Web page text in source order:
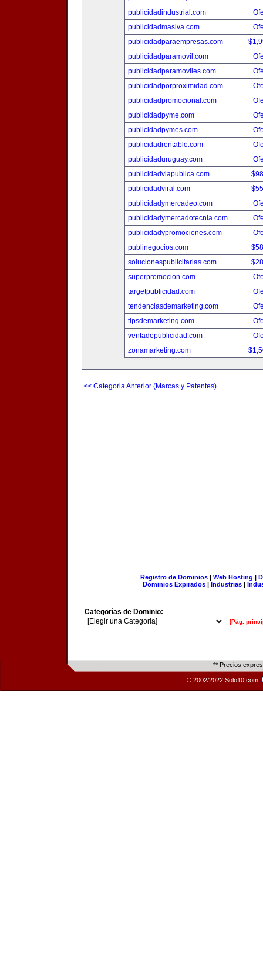
publicidadindustrial.com
publicidadmasiva.com
publicidadparaempresas.com
publicidadparamovil.com
publicidadparamoviles.com
publicidadporproximidad.com
publicidadpromocional.com
publicidadpyme.com
publicidadpymes.com
publicidadrentable.com
publicidaduruguay.com
publicidadviapublica.com
publicidadviral.com
publicidadymercadeo.com
publicidadymercadotecnia.com
publicidadypromociones.com
publinegocios.com
solucionespublicitarias.com
superpromocion.com
targetpublicidad.com
tendenciasdemarketing.com
tipsdemarketing.com
ventadepublicidad.com
zonamarketing.com
<< Categoria Anterior (Marcas y Patentes)
Registro de Dominios| Web Hosting |
Dominios Expirados | Industrias |
Categorías de Dominio:
[Pág.
** Precios
© 2002/2022 Solo10.com